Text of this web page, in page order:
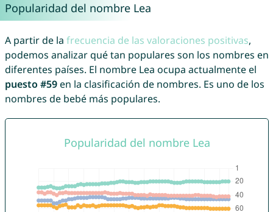
Popularidad del nombre Lea
A partir de la frecuencia de las valoraciones positivas,
podemos analizar qué tan populares son los nombres en
diferentes países. El nombre Lea ocupa actualmente el
puesto #59en la clasificación de nombres. Es uno de los
nombres de bebé más populares.